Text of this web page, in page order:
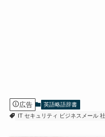
広告
英語略語辞書
IT セキュリティ ビジネスメール